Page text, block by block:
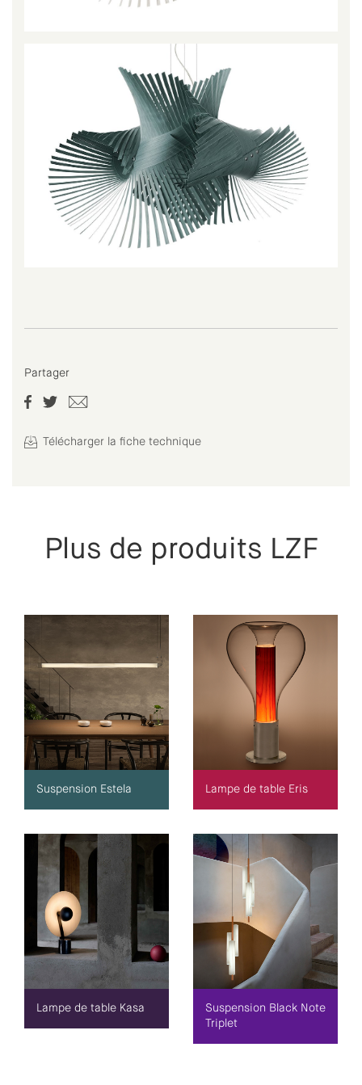
Partager
Télécharger la fiche technique
Plus de produits LZF
Suspension Estela Lampe de table Eris
Lampe de table Kasa
Suspension Black Note
Triplet